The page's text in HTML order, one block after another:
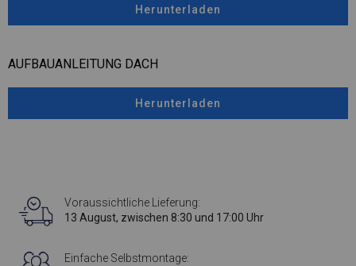
Herunterladen
AUFBAUANLEITUNG DACH
Herunterladen
Voraussichtliche Lieferung:
13 August, zwischen 8:30 und 17:00 Uhr
Einfache Selbstmontage: